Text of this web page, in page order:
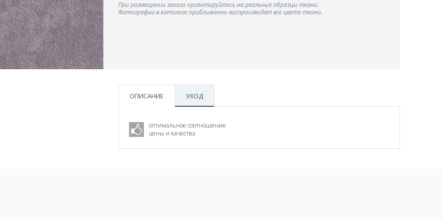
При размещении заказа ориентируйтесь на реальные образцы ткани.
Фотографии в каталоге приближенно воспроизводят все цвета ткани.
ОПИСАНИЕ УХОД
оптимальное соотношение
цены и качества